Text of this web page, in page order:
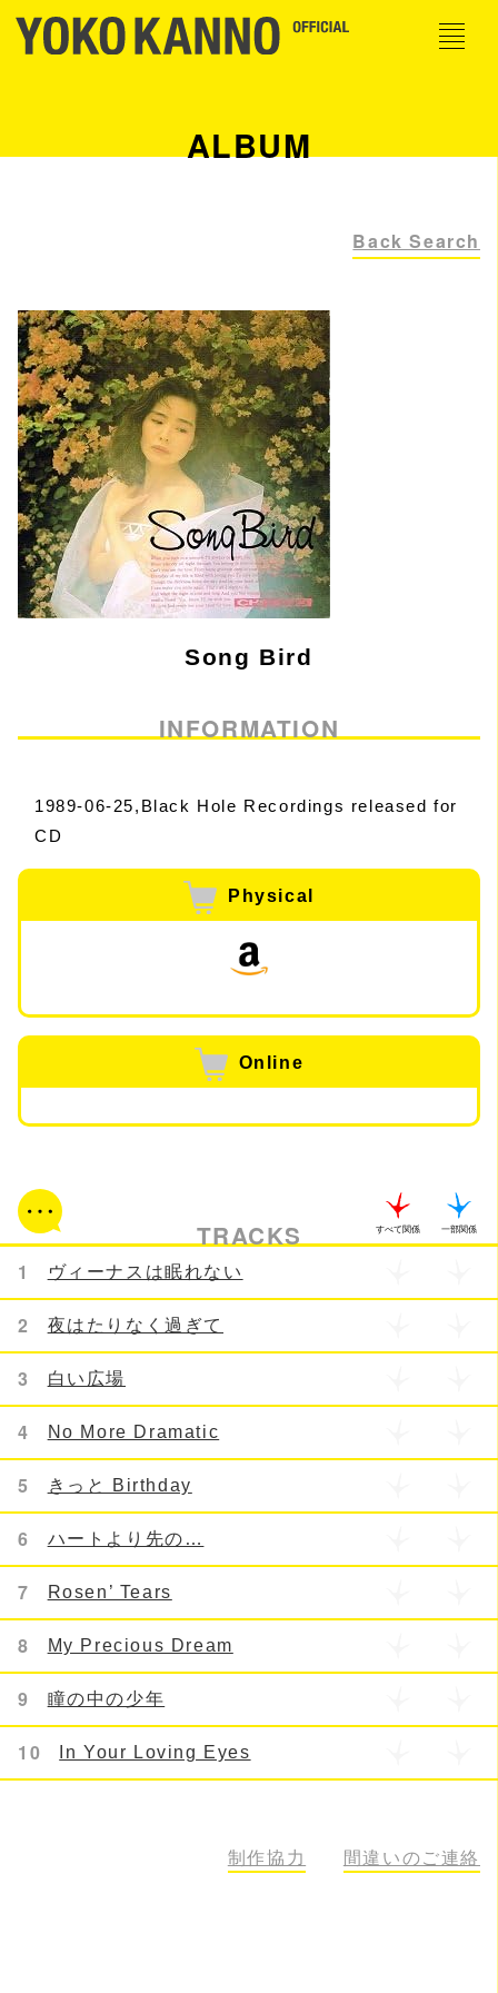
ALBUM
Back Search
Song Bird
INFORMATION
1989-06-25,Black Hole Recordings released for
CD
Physical
Online
TRACKS すべて関係 一部関係
1 ヴィーナスは眠れない
2 夜はたりなく過ぎて
3 白い広場
4 No More Dramatic
5 きっと Birthday
6 ハートより先の…
7 Rosen’ Tears
8 My Precious Dream
9 瞳の中の少年
10 In Your Loving Eyes
制作協力 間違いのご連絡